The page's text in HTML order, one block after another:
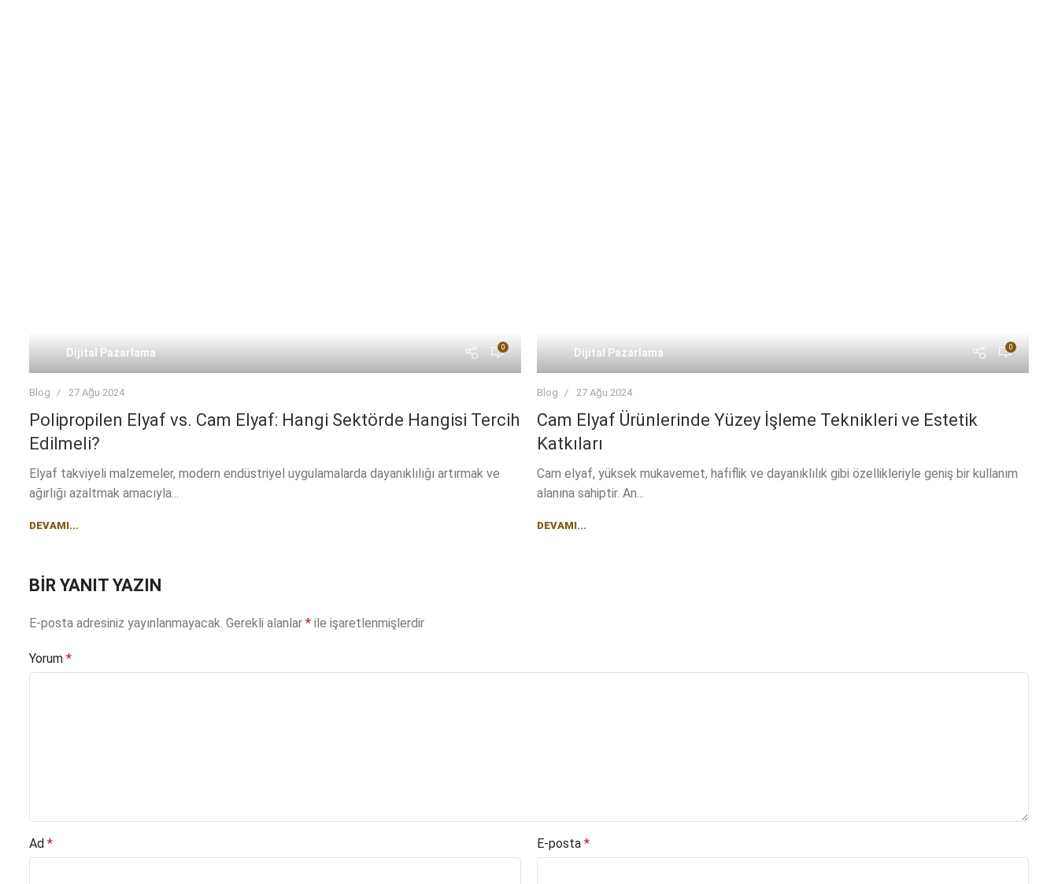
Dijital Pazarlama 0
Blog 27 Ağu 2024
Polipropilen Elyaf vs. Cam Elyaf: Hangi Sektörde Hangisi Tercih
Edilmeli?
Elyaf takviyeli malzemeler, modern endüstriyel uygulamalarda dayanıklılığı artırmak ve
ağırlığı azaltmak amacıyla...
DEVAMI...
Dijital Pazarlama 0
Blog 27 Ağu 2024
Cam Elyaf Ürünlerinde Yüzey İşleme Teknikleri ve Estetik
Katkıları
Cam elyaf, yüksek mukavemet, hafiflik ve dayanıklılık gibi özellikleriyle geniş bir kullanım
alanına sahiptir. An...
DEVAMI...
BIR YANIT YAZIN
E-posta adresiniz yayınlanmayacak. Gerekli alanlar * ile işaretlenmişlerdir
Yorum *
Ad * E-posta *